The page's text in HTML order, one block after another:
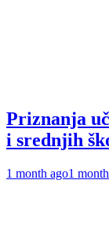
Priznanja
i srednjih
1 month ago1